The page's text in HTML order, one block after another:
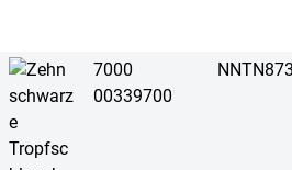
7000
00339700